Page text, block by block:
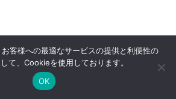
が従事しづらい仕事
客様への最適なサービスの提供と利便性の
て、Cookieを使用しております。
OK